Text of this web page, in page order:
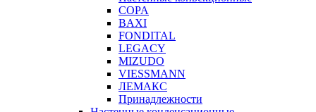
COPA
BAXI
FONDITAL
LEGACY
MIZUDO
VIESSMANN
ЛЕМАКС
Принадлежности